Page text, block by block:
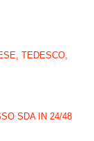
TEDESCO,
SDA IN 24/48